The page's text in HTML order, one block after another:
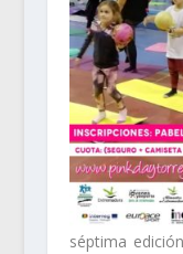
séptima